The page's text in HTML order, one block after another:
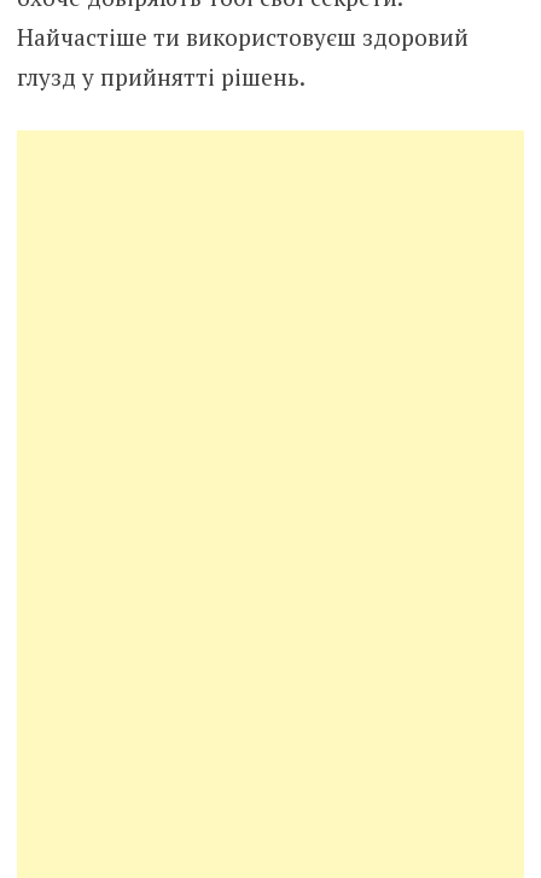
Найчастіше ти використовуєш здоровий
глузд у прийнятті рішень.